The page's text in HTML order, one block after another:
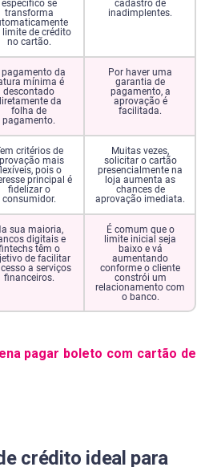
específico se
transforma
limite de crédito
no cartão.
cadastro de
inadimplentes.
pagamento da
mínima é
descontado
da
folha de
pagamento.
Por haver uma
garantia de
pagamento, a
aprovação é
facilitada.
critérios de
mais
pois o
principal é
fidelizar o
consumidor.
Muitas vezes,
solicitar o cartão
presencialmente na
loja aumenta as
chances de
aprovação imediata.
sua maioria,
digitais e
têm o
de facilitar
a serviços
financeiros.
É comum que o
limite inicial seja
baixo e vá
aumentando
conforme o cliente
constrói um
relacionamento com
o banco.
pagar boleto com cartão de
crédito ideal para